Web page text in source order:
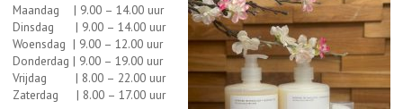
Maandag | 9.00 – 14.00 uur
Dinsdag | 9.00 – 14.00 uur
Woensdag | 9.00 – 12.00 uur
Donderdag | 9.00 – 19.00 uur
Vrijdag | 8.00 – 22.00 uur
Zaterdag | 8.00 – 17.00 uur